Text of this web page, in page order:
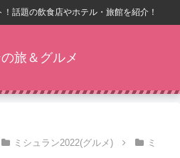
話題の飲食店やホテル・旅館を紹介！
旅＆グルメ
ミシュラン2022(グルメ)
ミ